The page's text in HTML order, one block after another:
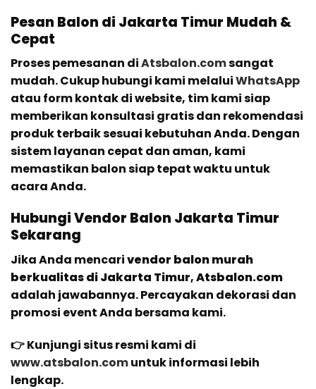
Pesan Balon di Jakarta Timur Mudah &
Cepat
Proses pemesanan diAtsbalon.comsangat
mudah. Cukup hubungi kami melaluiWhatsApp
atau form kontak di website, tim kami siap
memberikan konsultasi gratis dan rekomendasi
produk terbaik sesuai kebutuhan Anda. Dengan
sistem layanan cepat dan aman, kami
memastikan balon siap tepat waktu untuk
acara Anda.
Hubungi Vendor Balon Jakarta Timur
Sekarang
Jika Anda mencarivendor balon murah
berkualitas di Jakarta Timur,Atsbalon.com
adalah jawabannya. Percayakan dekorasi dan
promosi event Anda bersama kami.
👉 Kunjungi situs resmi kami di
www.atsbalon.comuntuk informasi lebih
lengkap.